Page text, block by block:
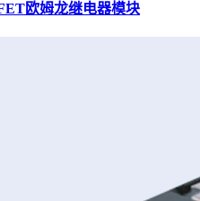
欧姆龙继电器模块